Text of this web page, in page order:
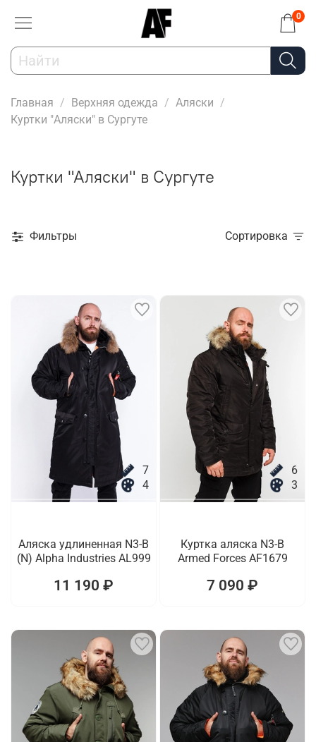
0
Главная Верхняя одежда
Аляски
Куртки "Аляски" в Сургуте
Куртки "Аляски" в Сургуте
Фильтры Сортировка
7
4
Аляска удлиненная N3-B
(N) Alpha Industries AL999
11 190 ₽
6
3
Куртка аляска N3-B
Armed Forces AF1679
7 090 ₽